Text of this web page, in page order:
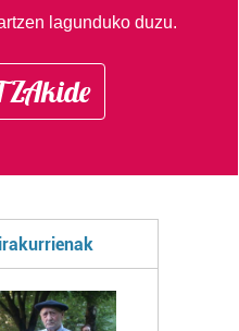
lagunduko duzu.